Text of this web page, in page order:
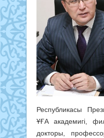
Республикасы
ҰҒА академигі,
докторы,